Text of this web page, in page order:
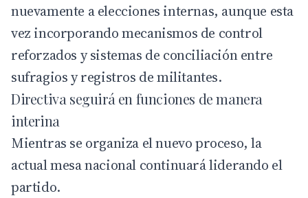
nuevamente a elecciones internas, aunque esta
vez incorporando mecanismos de control
reforzados y sistemas de conciliación entre
sufragios y registros de militantes.
Directiva seguirá en funciones de manera
interina
Mientras se organiza el nuevo proceso, la
actual mesa nacional continuará liderando el
partido.